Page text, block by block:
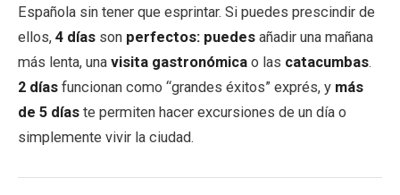
Española sin tener que esprintar. Si puedes prescindir de
ellos, 4 días son perfectos: puedes añadir una mañana
más lenta, una visita gastronómica o las catacumbas.
2 días funcionan como “grandes éxitos” exprés, y más
de 5 días te permiten hacer excursiones de un día o
simplemente vivir la ciudad.